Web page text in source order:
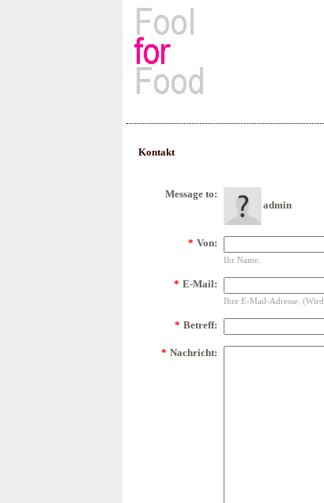
Kontakt
Message to:
admin
* Von:
Ihr Name.
* E-Mail:
Ihre E-Mail-Adresse. (Wird
* Betreff:
* Nachricht: